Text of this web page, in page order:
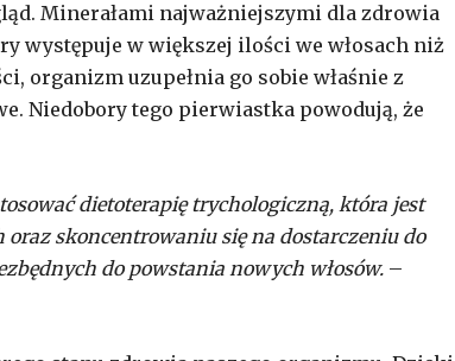
Minerałami najważniejszymi dla zdrowia
występuje w większej ilości we włosach niż
organizm uzupełnia go sobie właśnie z
Niedobory tego pierwiastka powodują, że
dietoterapię trychologiczną, która jest
skoncentrowaniu się na dostarczeniu do
do powstania nowych włosów. –